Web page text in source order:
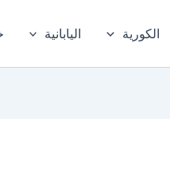
الكورية اليابانية